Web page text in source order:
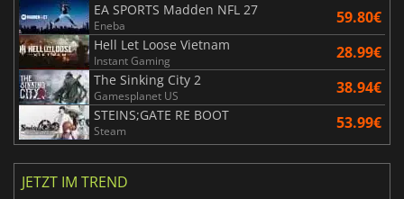
EA SPORTS Madden NFL 27
Eneba 59.80€
Hell Let Loose Vietnam
Instant Gaming 28.99€
The Sinking City 2
Gamesplanet US 38.94€
STEINS;GATE RE BOOT
Steam 53.99€
JETZT IM TREND